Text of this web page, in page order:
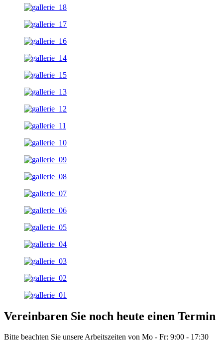
Vereinbaren Sie noch heute einen Termin
Bitte beachten Sie unsere Arbeitszeiten von Mo - Fr: 9:00 - 17:30